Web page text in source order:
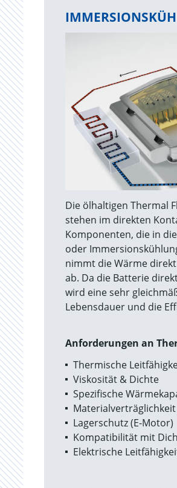
Die ölhaltigen Thermal
stehen im direkten
Komponenten, die in
oder
nimmt die Wärme
ab. Da die Batterie
wird eine sehr
Lebensdauer und die
Anforderungen an
Thermische
Viskosität & Dichte
Spezifische
Materialverträglichkeit
Lagerschutz (E-Motor)
Kompatibilität mit
Elektrische